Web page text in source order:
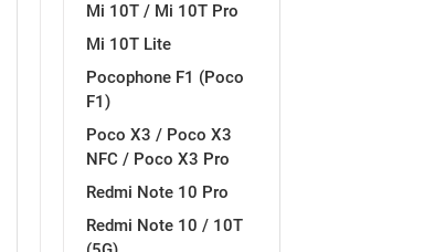
Mi 10T / Mi 10T Pro
Mi 10T Lite
Pocophone F1 (Poco
F1)
Poco X3 / Poco X3
NFC / Poco X3 Pro
Redmi Note 10 Pro
Redmi Note 10 / 10T